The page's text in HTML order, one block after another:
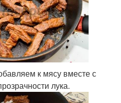
к мясу вместе с
лука.